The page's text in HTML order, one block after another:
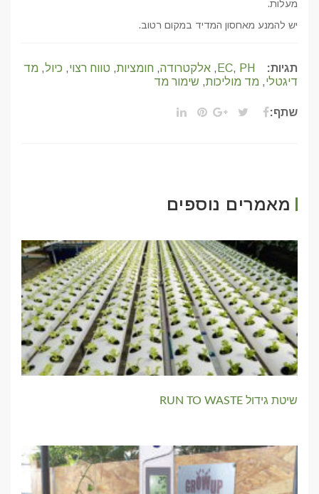
מעלות.
יש להמנע מאחסון המדיד במקום רטוב.
תגיות: EC, PH
, אלקטרודה, חומציות, טווח רצוי, כיול, מד
דיגטלי, מד מוליכות, שימור מד
שתף:
מאמרים נוספים
שיטת גידול RUN TO WASTE